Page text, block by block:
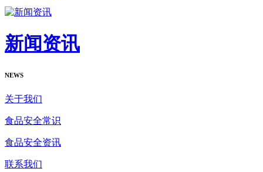
新闻资讯
NEWS
关于我们
食品安全常识
食品安全资讯
联系我们